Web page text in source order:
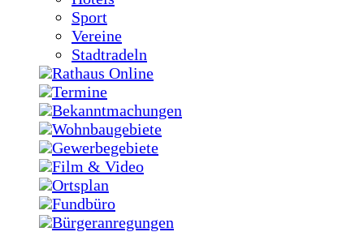
Sport
Vereine
Stadtradeln
Rathaus Online
Termine
Bekanntmachungen
Wohnbaugebiete
Gewerbegebiete
Film & Video
Ortsplan
Fundbüro
Bürgeranregungen